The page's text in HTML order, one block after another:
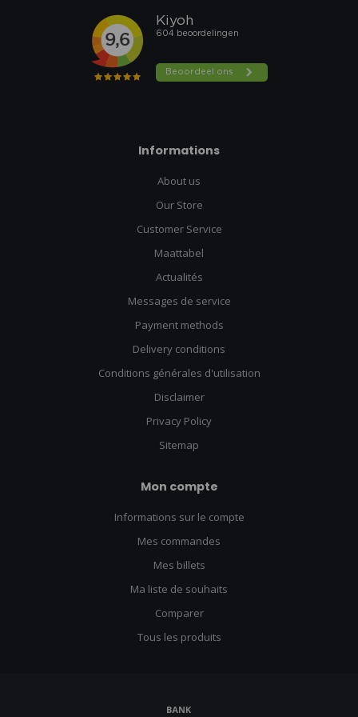
Un design ergonomique pour un confort maximal
Des matériaux légers mais ultra-résistants
Des systèmes de rangement bien pensés
Une modularité pour s'adapter à tous tes besoins
Informations
About us
Our Store
Customer Service
Maattabel
Actualités
Messages de service
Payment methods
Delivery conditions
Conditions générales d'utilisation
Disclaimer
Privacy Policy
Sitemap
Mon compte
Informations sur le compte
Mes commandes
Mes billets
Ma liste de souhaits
Comparer
Tous les produits